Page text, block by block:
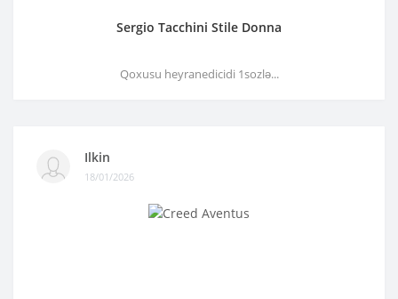
Sergio Tacchini Stile Donna
Qoxusu heyranedicidi 1sozlə...
Ilkin
18/01/2026